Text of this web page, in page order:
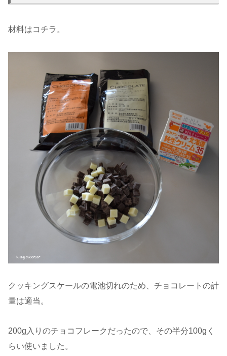
材料はコチラ。
クッキングスケールの電池切れのため、チョコレートの計
量は適当。
200g入りのチョコフレークだったので、その半分100gく
らい使いました。